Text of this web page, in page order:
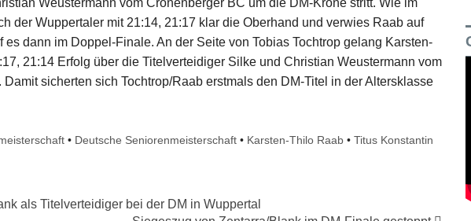
der Wuppertaler mit 21:14, 21:17 klar die Oberhand und verwies Raab auf
es dann im Doppel-Finale. An der Seite von Tobias Tochtrop gelang Karsten-
21:14 Erfolg über die Titelverteidiger Silke und Christian Weustermann vom
sicherten sich Tochtrop/Raab erstmals den DM-Titel in der Altersklasse
• Deutsche Seniorenmeisterschaft • Karsten-Thilo Raab •Titus Konstantin
als Titelverteidiger bei der DM in Wuppertal